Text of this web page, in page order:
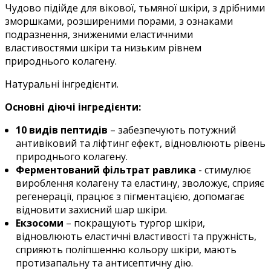
Чудово підійде для вікової, тьмяної шкіри, з дрібними
зморшками, розширеними порами, з ознаками
подразнення, зниженими еластичними
властивостями шкіри та низьким рівнем
природнього колагену.
Натуральні інгредієнти.
Основні діючі інгредієнти:
10 видів пептидів – забезпечують потужний
антивіковий та ліфтинг ефект, відновлюють рівень
природнього колагену.
Ферментований фільтрат равлика - стимулює
вироблення колагену та еластину, зволожує, сприяє
регенерації, працює з пігментацією, допомагає
відновити захисний шар шкіри.
Екзосоми – покращують тургор шкіри,
відновлюють еластичні властивості та пружність,
сприяють поліпшенню кольору шкіри, мають
протизапальну та антисептичну дію.